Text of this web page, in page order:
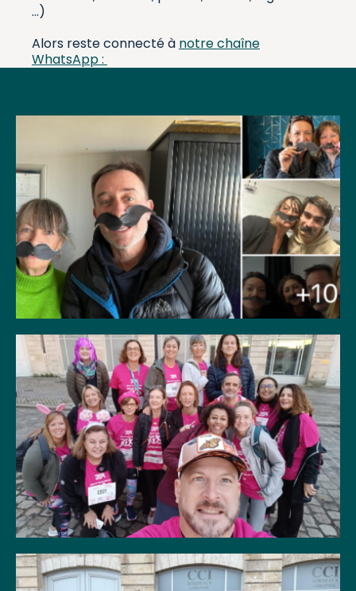
…)
Alors reste connecté à notre chaîne
WhatsApp :